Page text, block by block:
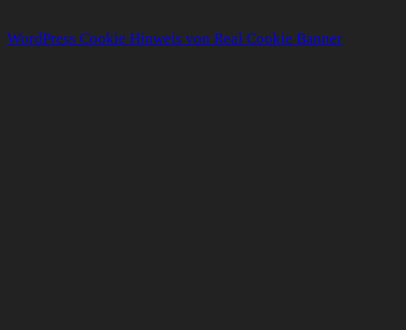
WordPress Cookie Hinweis von Real Cookie Banner